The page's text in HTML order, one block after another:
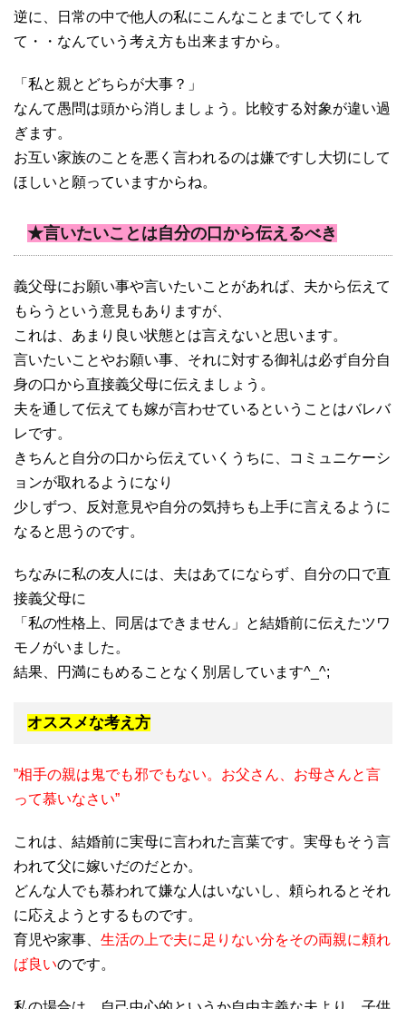
逆に、日常の中で他人の私にこんなことまでしてくれ
て・・なんていう考え方も出来ますから。
「私と親とどちらが大事？」
なんて愚問は頭から消しましょう。比較する対象が違い過
ぎます。
お互い家族のことを悪く言われるのは嫌ですし大切にして
ほしいと願っていますからね。
★言いたいことは自分の口から伝えるべき
義父母にお願い事や言いたいことがあれば、夫から伝えて
もらうという意見もありますが、
これは、あまり良い状態とは言えないと思います。
言いたいことやお願い事、それに対する御礼は必ず自分自
身の口から直接義父母に伝えましょう。
夫を通して伝えても嫁が言わせているということはバレバ
レです。
きちんと自分の口から伝えていくうちに、コミュニケーシ
ョンが取れるようになり
少しずつ、反対意見や自分の気持ちも上手に言えるように
なると思うのです。
ちなみに私の友人には、夫はあてにならず、自分の口で直
接義父母に
「私の性格上、同居はできません」と結婚前に伝えたツワ
モノがいました。
結果、円満にもめることなく別居しています^_^;
オススメな考え方
”相手の親は鬼でも邪でもない。お父さん、お母さんと言
って慕いなさい”
これは、結婚前に実母に言われた言葉です。実母もそう言
われて父に嫁いだのだとか。
どんな人でも慕われて嫌な人はいないし、頼られるとそれ
に応えようとするものです。
育児や家事、 生活の上で夫に足りない分をその両親に頼れ
ば良いのです。